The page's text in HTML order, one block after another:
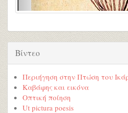
Βίντεο
Περιήγηση στην Πτώση του
Καβάφης και εικόνα
Οπτική ποίηση
Ut pictura poesis